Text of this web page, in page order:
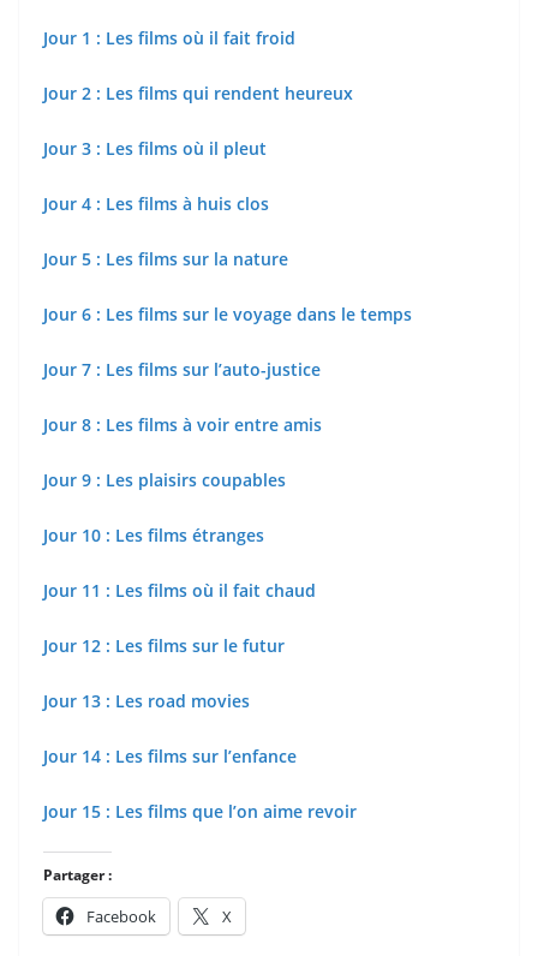
Jour 1 : Les films où il fait froid
Jour 2 : Les films qui rendent heureux
Jour 3 : Les films où il pleut
Jour 4 : Les films à huis clos
Jour 5 : Les films sur la nature
Jour 6 : Les films sur le voyage dans le temps
Jour 7 : Les films sur l’auto-justice
Jour 8 : Les films à voir entre amis
Jour 9 : Les plaisirs coupables
Jour 10 : Les films étranges
Jour 11 : Les films où il fait chaud
Jour 12 : Les films sur le futur
Jour 13 : Les road movies
Jour 14 : Les films sur l’enfance
Jour 15 : Les films que l’on aime revoir
Partager :
Facebook X